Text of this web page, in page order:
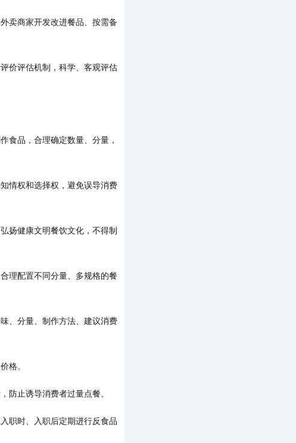
卖商家开发改进餐品、按需备
价评估机制，科学、客观评估
品，合理确定数量、分量，
情权和选择权，避免误导消费
扬健康文明餐饮文化，不得制
理配置不同分量、多规格的餐
、分量、制作方法、建议消费
格。
止诱导消费者过量点餐。
职时、入职后定期进行反食品